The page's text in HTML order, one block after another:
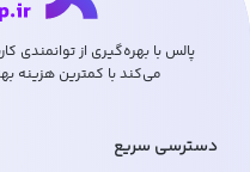
پالس با بهره‌گیری از توانمندی
می‌کند با کمترین هزینه
دسترسی سریع